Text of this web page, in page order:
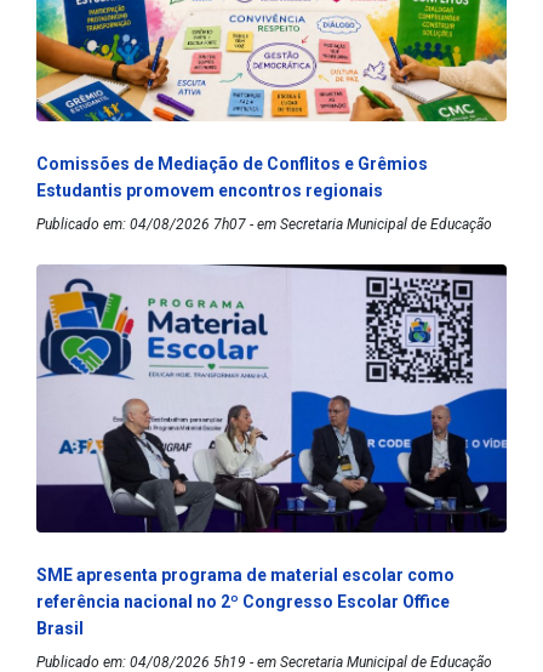
Comissões de Mediação de Conflitos e Grêmios
Estudantis promovem encontros regionais
Publicado em: 04/08/2026 7h07 - em Secretaria Municipal de Educação
SME apresenta programa de material escolar como
referência nacional no 2º Congresso Escolar Office
Brasil
Publicado em: 04/08/2026 5h19 - em Secretaria Municipal de Educação